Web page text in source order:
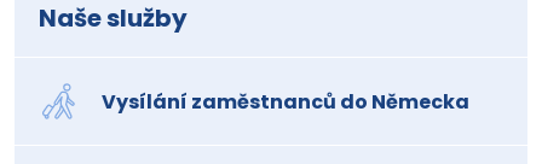
Naše služby
Vysílání zaměstnanců do Německa